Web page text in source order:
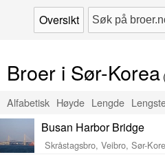
Oversikt
Broer i Sør-Korea
Alfabetisk Høyde Lengde
Busan Harbor Bridge
Skråstagsbro, Veibro, Sør-